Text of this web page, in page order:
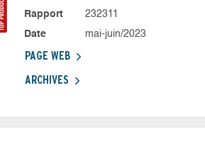
Rapport
232311
Date
mai-juin/2023
PAGE WEB
ARCHIVES